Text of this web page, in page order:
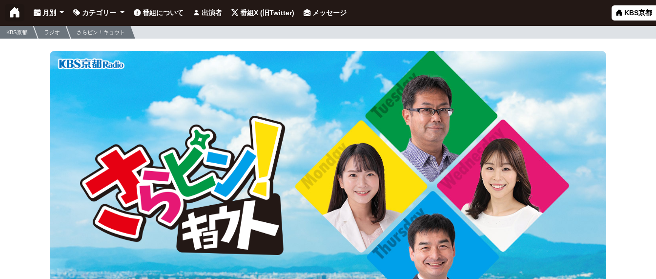
月別 カテゴリー 番組について 出演者 番組X (旧Twitter) メッセージ KBS京都
KBS京都 ラジオ さらピン！キョウト